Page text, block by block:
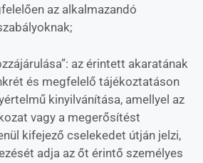
az alkalmazandó
az érintett akaratának
és megfelelő tájékoztatáson
kinyilvánítása, amellyel az
vagy a megerősítést
kifejező cselekedet útján jelzi,
adja az őt érintő személyes